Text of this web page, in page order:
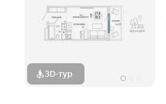
3D-тур